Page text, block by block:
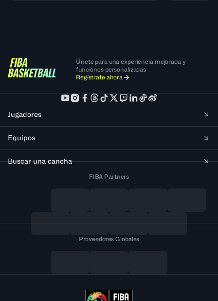
Únete para una experiencia mejorada y
funciones personalizadas
Regístrate ahora
Jugadores
Equipos
Buscar una cancha
FIBA Partners
Proveedores Globales